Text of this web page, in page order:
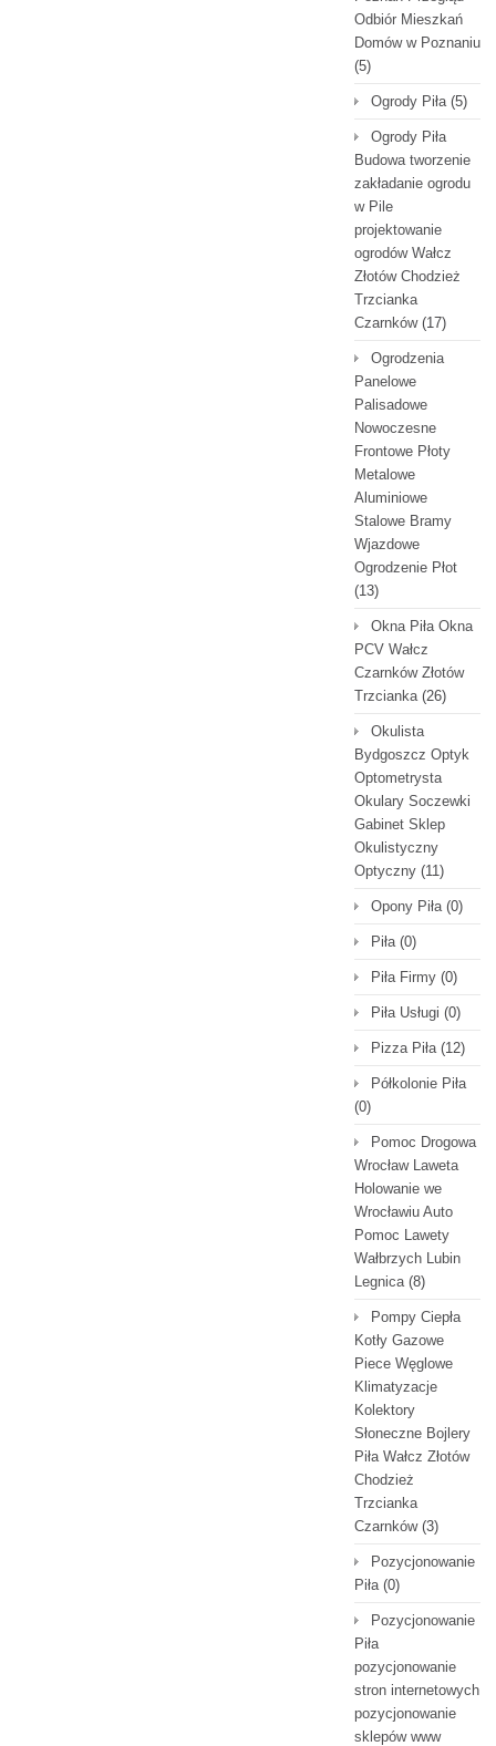
Odbiór Mieszkań
Domów w Poznaniu
(5)
Ogrody Piła(5)
Ogrody Piła
Budowa tworzenie
zakładanie ogrodu
w Pile
projektowanie
ogrodów Wałcz
Złotów Chodzież
Trzcianka
Czarnków(17)
Ogrodzenia
Panelowe
Palisadowe
Nowoczesne
Frontowe Płoty
Metalowe
Aluminiowe
Stalowe Bramy
Wjazdowe
Ogrodzenie Płot
(13)
Okna Piła Okna
PCV Wałcz
Czarnków Złotów
Trzcianka(26)
Okulista
Bydgoszcz Optyk
Optometrysta
Okulary Soczewki
Gabinet Sklep
Okulistyczny
Optyczny (11)
Opony Piła(0)
Piła(0)
Piła Firmy (0)
Piła Usługi (0)
Pizza Piła(12)
Półkolonie Piła
(0)
Pomoc Drogowa
Wrocław Laweta
Holowanie we
Wrocławiu Auto
Pomoc Lawety
Wałbrzych Lubin
Legnica(8)
Pompy Ciepła
Kotły Gazowe
Piece Węglowe
Klimatyzacje
Kolektory
Słoneczne Bojlery
Piła Wałcz Złotów
Chodzież
Trzcianka
Czarnków(3)
Pozycjonowanie
Piła(0)
Pozycjonowanie
Piła
pozycjonowanie
stron internetowych
pozycjonowanie
sklepów www